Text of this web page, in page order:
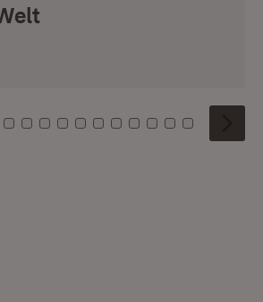
0 1 2
Kachel: 3
Zu Kachel: 4
Zu Kachel: 5
Zu Kachel: 6
Zu Kachel: 7
Zu Kachel: 8
Zu Kachel: 9
Zu Kachel: 10
Zu Kachel: 11
Zu Kachel: 12
Zu Kachel:
Zu